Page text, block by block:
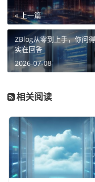
« 上一篇
ZBlog从零到上手，你问
实在回答
2026-07-08
相关阅读